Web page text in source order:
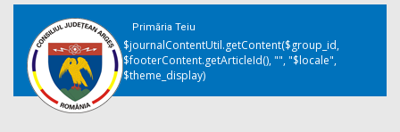
Primăria Teiu
$journalContentUtil.getContent($group_id,
$footerContent.getArticleId(), "", "$locale",
$theme_display)